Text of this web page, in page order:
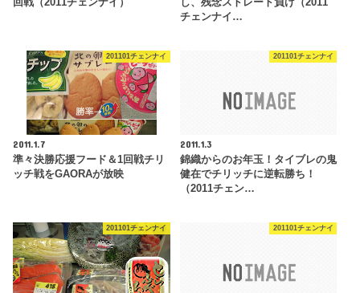
回戦（2011チェンナイ）
し、残念ストレート負け（2011
チェンナイ…
201101チェンナイ
2011.1.7
準々決勝応援フード＆1回戦チリ
ッチ戦をGAORAが放映
201101チェンナイ
2011.1.3
錦織からのお年玉！タイブレの鬼
健在でチリッチに逆転勝ち！
（2011チェン…
201101チェンナイ 201101チェンナイ